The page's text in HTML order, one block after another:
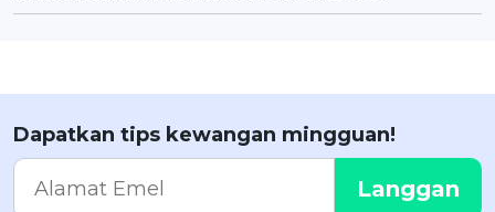
Dapatkan tips kewangan mingguan!